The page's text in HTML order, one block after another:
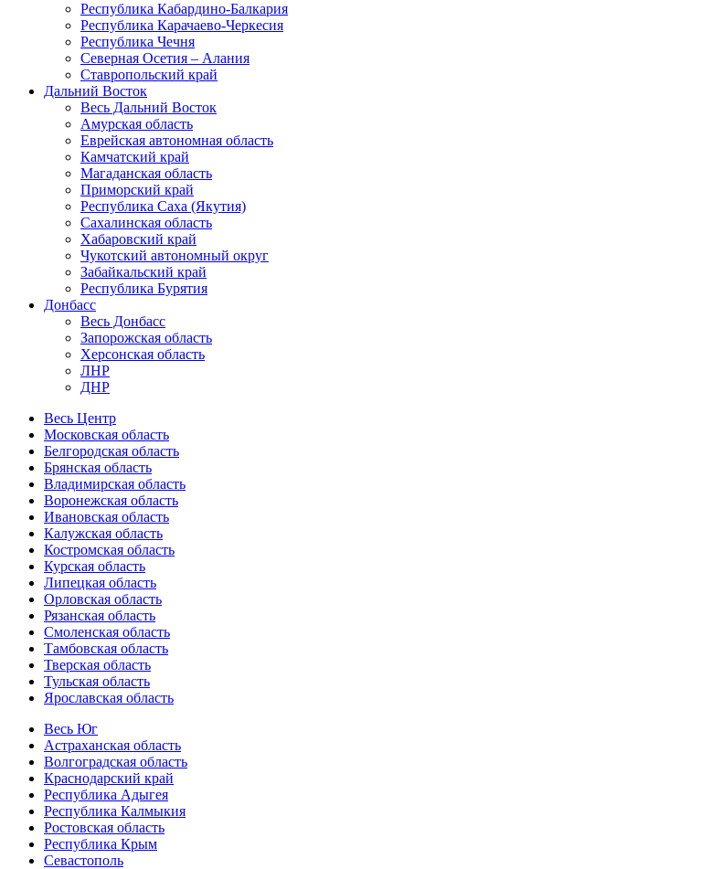
Республика Кабардино-Балкария
Республика Карачаево-Черкесия
Республика Чечня
Северная Осетия – Алания
Ставропольский край
Дальний Восток
Весь Дальний Восток
Амурская область
Еврейская автономная область
Камчатский край
Магаданская область
Приморский край
Республика Саха (Якутия)
Сахалинская область
Хабаровский край
Чукотский автономный округ
Забайкальский край
Республика Бурятия
Донбасс
Весь Донбасс
Запорожская область
Херсонская область
ЛНР
ДНР
Весь Центр
Московская область
Белгородская область
Брянская область
Владимирская область
Воронежская область
Ивановская область
Калужская область
Костромская область
Курская область
Липецкая область
Орловская область
Рязанская область
Смоленская область
Тамбовская область
Тверская область
Тульская область
Ярославская область
Весь Юг
Астраханская область
Волгоградская область
Краснодарский край
Республика Адыгея
Республика Калмыкия
Ростовская область
Республика Крым
Севастополь